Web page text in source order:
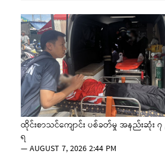
ထိုင်းစာသင်ကျောင်း ပစ်ခတ်မှု အနည်းဆုံး ၇
ရ
—AUGUST 7, 2026 2:44 PM